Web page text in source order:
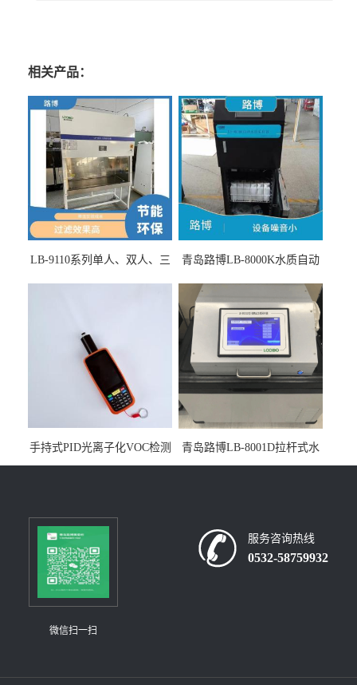
相关产品：
LB-9110系列单人、双人、三
青岛路博LB-8000K水质自动
手持式PID光离子化VOC检测
仪（挥发性有机物设备）
青岛路博LB-8001D拉杆式水
质采样器
微信扫一扫
服务咨询热线
0532-58759932